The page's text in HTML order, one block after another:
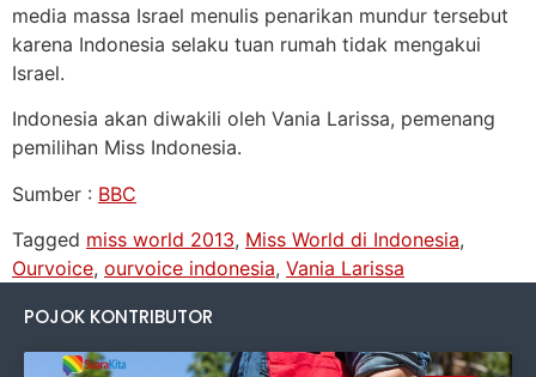
media massa Israel menulis penarikan mundur tersebut
karena Indonesia selaku tuan rumah tidak mengakui
Israel.
Indonesia akan diwakili oleh Vania Larissa, pemenang
pemilihan Miss Indonesia.
Sumber : BBC
Tagged miss world 2013, Miss World di Indonesia,
Ourvoice, ourvoice indonesia, Vania Larissa
POJOK KONTRIBUTOR